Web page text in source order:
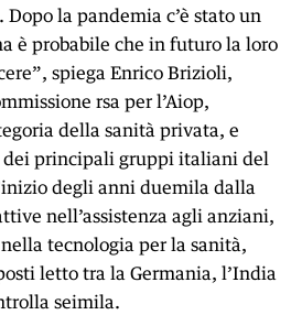
la pandemia c’è stato un
è probabile che in futuro la loro
spiega Enrico Brizioli,
rsa per l’Aiop,
della sanità privata, e
dei principali gruppi italiani del
degli anni duemila dalla
nell’assistenza agli anziani,
tecnologia per la sanità,
letto tra la Germania, l’India
seimila.